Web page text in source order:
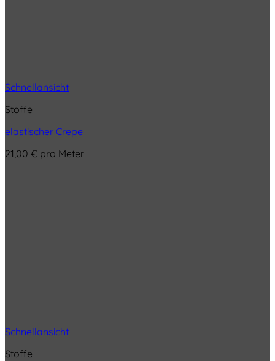
Schnellansicht
Stoffe
elastischer Crepe
21,00 € pro Meter
Schnellansicht
Stoffe